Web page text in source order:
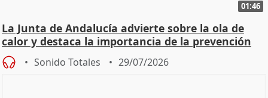
01:46
La Junta de Andalucía advierte sobre la ola de
calor y destaca la importancia de la prevención
Sonido Totales 29/07/2026